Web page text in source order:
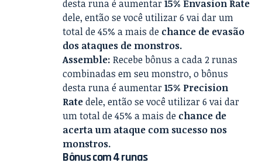
desta runa é aumentar15% Envasion Rate
dele, então se você utilizar 6 vai dar um
total de 45% a mais de chance de evasão
dos ataques de monstros.
Assemble: Recebe bônus a cada 2 runas
combinadas em seu monstro, o bônus
desta runa é aumentar15% Precision
Ratedele, então se você utilizar 6 vai dar
um total de 45% a mais de chance de
acerta um ataque com sucesso nos
monstros.
Bônus com 4 runas